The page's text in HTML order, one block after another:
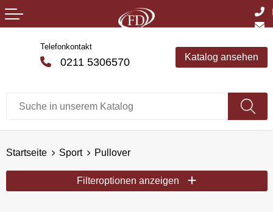
Telefonkontakt
0211 5306570 Katalog ansehen
Startseite Sport Pullover
Filteroptionen anzeigen